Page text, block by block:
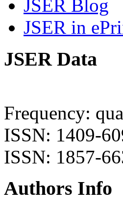
JSER Blog
JSER in
JSER Data
Frequency:
ISSN: 1409-
ISSN: 1857-
Authors Info